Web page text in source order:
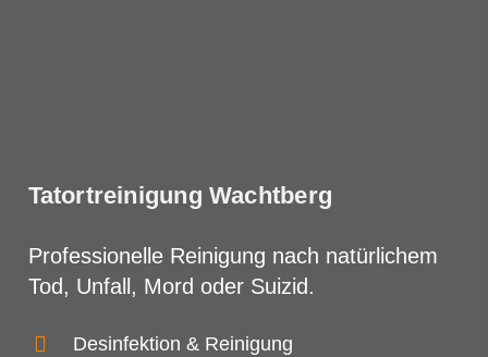
Tatortreinigung Wachtberg⁠
Professionelle Reinigung nach natürlichem
Tod, Unfall, Mord oder Suizid.
Desinfektion & Reinigung